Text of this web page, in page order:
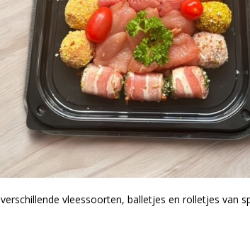
vleessoorten, balletjes en rolletjes van